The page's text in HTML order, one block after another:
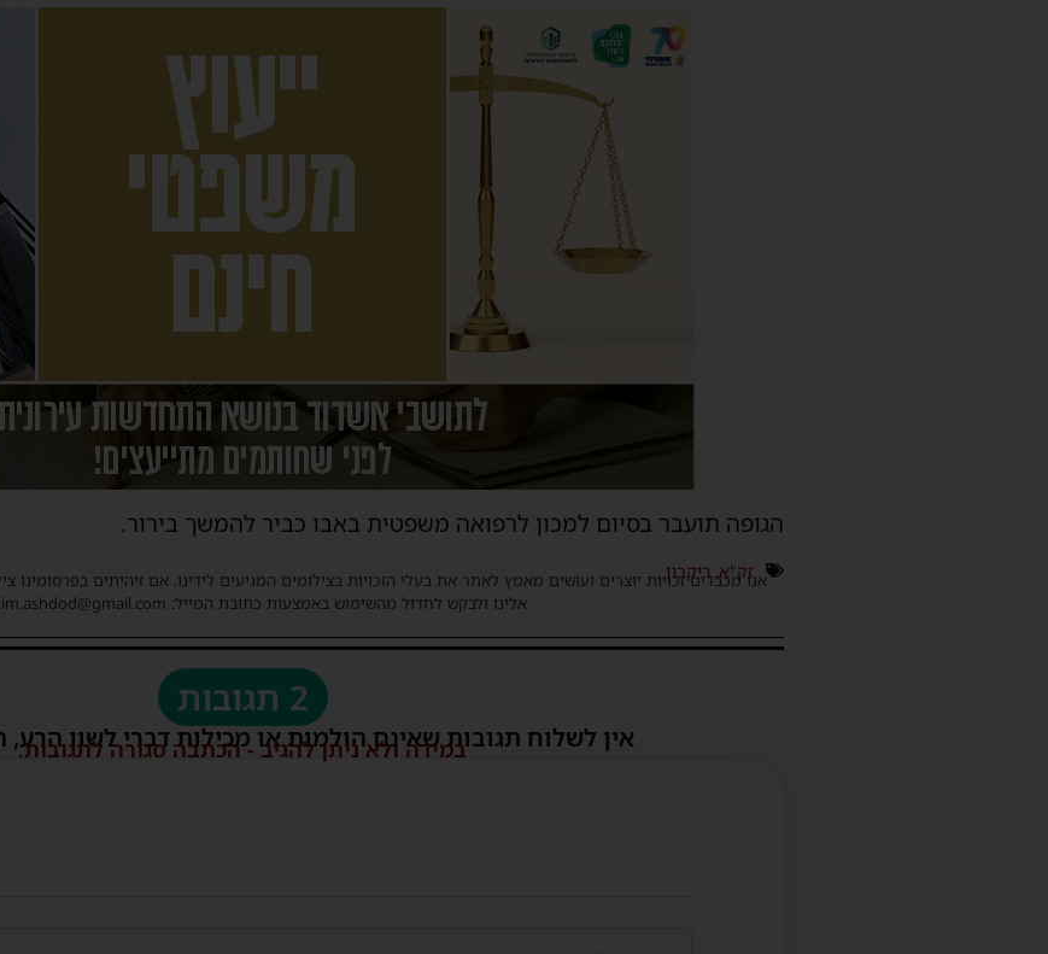
הגופה תועבר בסיום למכון לרפואה משפטית באבו כביר להמשך בירור.
זק"א,ריקבון
אנו מכבדים זכויות יוצרים ועושים מאמץ לאתר את בעלי הזכויות בצילומים המגיעים לידינו. אם זיהיתים בפרסומינו
אלינו ולבקש לחדול מהשימוש באמצעות כתובת המייל: haredim.ashdod@gmail.com
2 תגובות
אין לשלוח תגובות שאינם הולמות או מכילות דברי לשון הרע,
במידה ולא ניתן להגיב - הכתבה סגורה לתגובות.